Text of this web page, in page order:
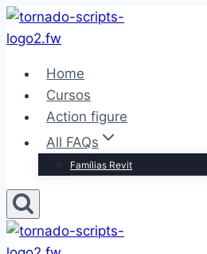
Pular
para
Conteúdo
Home
Cursos
Action figure
All FAQs
Famílias Revit